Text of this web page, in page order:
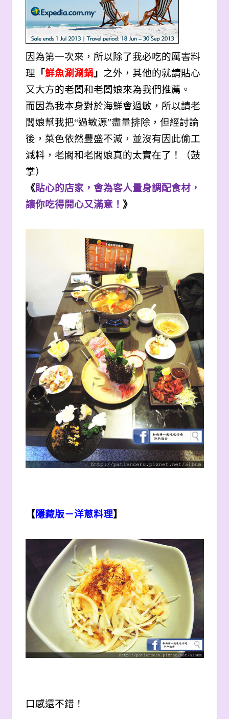
因為第一次來，所以除了我必吃的厲害料
理 「鮮魚涮涮鍋」 之外，其他的就請貼心
又大方的老闆和老闆娘來為我們推薦。
而因為我本身對於海鮮會過敏，所以請老
闆娘幫我把“過敏源”盡量排除，但經討論
後，菜色依然豐盛不減，並沒有因此偷工
減料，老闆和老闆娘真的太實在了！（鼓
掌）
《貼心的店家，會為客人量身調配食材，
讓你吃得開心又滿意！ 》
【隱藏版－洋蔥料理】
口感還不錯！